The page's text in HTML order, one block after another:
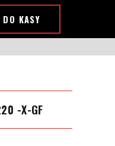
DO KASY
-X-GF